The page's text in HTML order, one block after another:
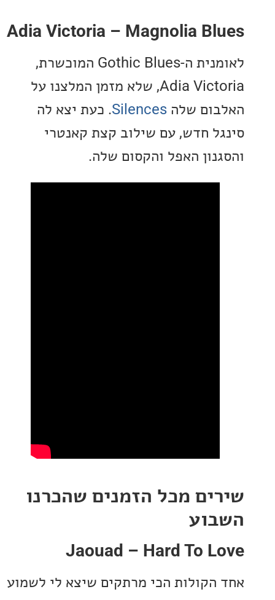
Adia Victoria – Magnolia
לאומנית ה-Gothic Blues המוכשרת,
Adia Victoria, שלא מזמן המלצנו על
שלהSilences . כעת יצא לה
חדש, עם שילוב קצת קאנטרי
האפל והקסום שלה.
מכל הזמנים שהכרנו
Jaouad – Hard To
הכי מרתקים שיצא לי לשמוע